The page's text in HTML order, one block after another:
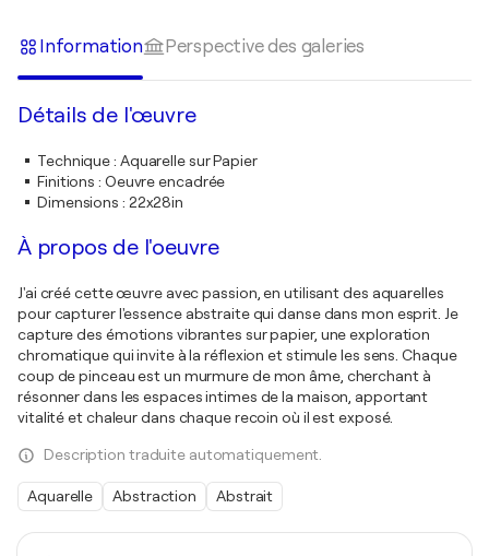
Information Perspective des galeries
Détails de l'œuvre
Technique: Aquarelle sur Papier
Finitions : Oeuvre encadrée
Dimensions : 22x28in
À propos de l'oeuvre
J'ai créé cette œuvre avec passion, en utilisant des aquarelles
pour capturer l'essence abstraite qui danse dans mon esprit. Je
capture des émotions vibrantes sur papier, une exploration
chromatique qui invite à la réflexion et stimule les sens. Chaque
coup de pinceau est un murmure de mon âme, cherchant à
résonner dans les espaces intimes de la maison, apportant
vitalité et chaleur dans chaque recoin où il est exposé.
Description traduite automatiquement.
Aquarelle Abstraction Abstrait